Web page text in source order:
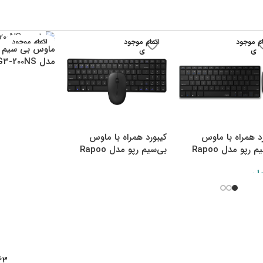
موجود
ی
همراه با ماوس
بی‌سیم رپو مدل Rapoo
اتمام موجود
ی
کیبورد همراه با ماوس
بی‌سیم رپو مدل Rapoo
اتمام موجود
ی
ماوس بی سیم
مدل G3-200NS